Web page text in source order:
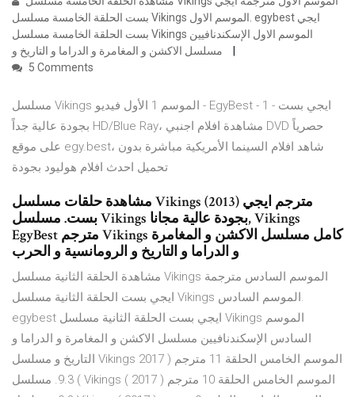
بست الحلقة الخامسة مسلسل Vikings الموسم الاول. egybest ايجي
بست الحلقة الخامسة مسلسل Vikings الموسم الاول الإسكندنافيين
5 Comments
مسلسل Vikings الموسم 1 الأول فيديو - EgyBest - ايجي بست - 1
بجودة عالية جداً HD/Blue Ray، مشاهدة افلام اجنبي DVD حصرياً
على موقع egy.best، شاهد افلام السينما الأمريكية مباشرة بدون
تحميل احدث افلام هوليود بجودة
مشاهدة حلقات مسلسل Vikings (2013) مترجم ايجي
بست. مسلسل Vikings بجودة عالية مجانا, Vikings
EgyBest مترجم Vikings كامل مسلسل الاكشن و المغامرة
و الدراما و التاريخ و الرومانسية و الحرب
مشاهدة الحلقة الثانية مسلسل Vikings الموسم السادس مترجمة
ايجي بست الحلقة الثانية مسلسل Vikings الموسم السادس.
egybest ايجي بست الحلقة الثانية مسلسل Vikings الموسم
السادس الإسكندنافيين مسلسل الاكشن و المغامرة و الدراما و
التاريخ و مسلسل Vikings الموسم الخامس الحلقة 11 مترجم ( 2017
) 9.3. مسلسل Vikings الموسم الخامس الحلقة 10 مترجم ( 2017 )